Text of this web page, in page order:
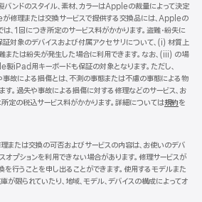
ドのスタイル、素材、カラーはAppleの裁量によって決定
修理または交換サービスで提供する交換品には、Appleの
1回につき所定のサービス料がかかります。盗難・紛失に
証対象のデバイスおよび付属アクセサリについて、(i) 材質上
たは紛失が発生した場合に利用できます。なお、(iii) の場
用キーボードも保証の対象となります。ただし、
故による損傷とは、不測の事態または不慮の事態による物
過失や事故による損傷に対する修理などのサービス、お
定の税込サービス料がかかります。詳細については規約（新
ン
ド
ウ
で
を
たは交換の可否およびサービスの内容は、お使いのデバ
プションを利用できない場合があります。修理サービスが
行うことを申し出ることができます。使用するモデルまた
限られていたり、地域、モデル、デバイスの構成によってオ